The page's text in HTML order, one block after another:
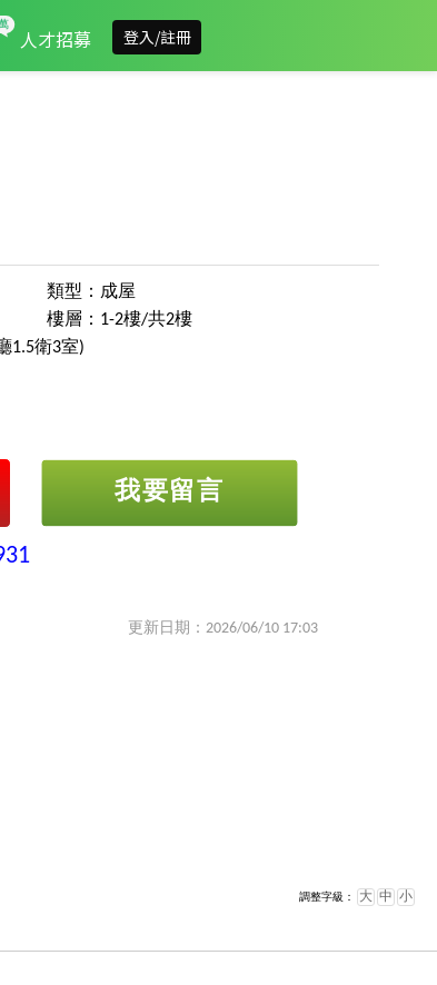
人才招募 登入/註冊
類型：成屋
樓層：1-2樓/共2樓
1.5衛3室)
我要留言
更新日期：2026/06/10 17:03
調整字級： 大 中 小